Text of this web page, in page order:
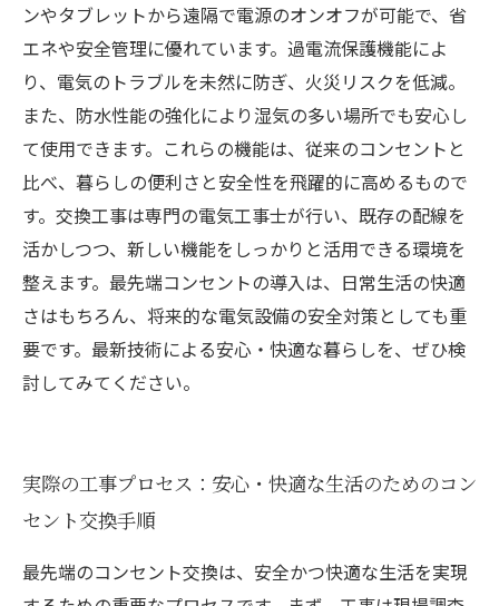
ンやタブレットから遠隔で電源のオンオフが可能で、省
エネや安全管理に優れています。過電流保護機能によ
り、電気のトラブルを未然に防ぎ、火災リスクを低減。
また、防水性能の強化により湿気の多い場所でも安心し
て使用できます。これらの機能は、従来のコンセントと
比べ、暮らしの便利さと安全性を飛躍的に高めるもので
す。交換工事は専門の電気工事士が行い、既存の配線を
活かしつつ、新しい機能をしっかりと活用できる環境を
整えます。最先端コンセントの導入は、日常生活の快適
さはもちろん、将来的な電気設備の安全対策としても重
要です。最新技術による安心・快適な暮らしを、ぜひ検
討してみてください。
実際の工事プロセス：安心・快適な生活のためのコン
セント交換手順
最先端のコンセント交換は、安全かつ快適な生活を実現